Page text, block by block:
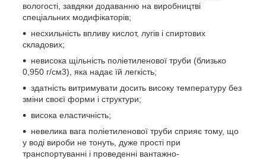
вологості, завдяки додаванню на виробництві
спеціальних модифікаторів;
несхильність впливу кислот, лугів і спиртових
складових;
невисока щільність поліетиленової труби (близько
0,950 г/см3), яка надає їй легкість;
здатність витримувати досить високу температуру без
зміни своєї форми і структури;
висока еластичність;
невелика вага поліетиленової труби сприяє тому, що
у воді вироби не тонуть, дуже прості при
транспортуванні і проведенні вантажно-